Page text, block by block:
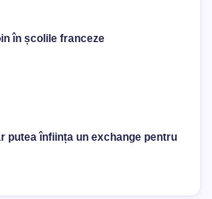
în școlile franceze
putea înființa un exchange pentru